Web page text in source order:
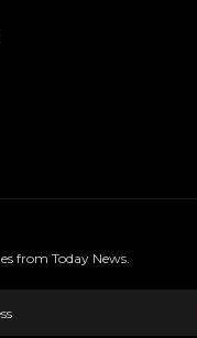
from Today News.